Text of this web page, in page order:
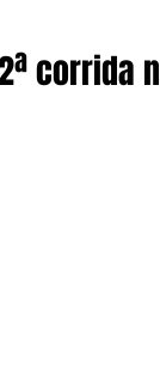
corrida